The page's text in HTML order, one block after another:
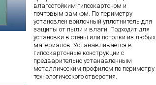
влагостойким гипсокартоном и
почтовым замком. По периметру
установлен войлочный уплотнитель для
защиты от пыли и влаги. Подходит для
установки в стены или потолки из любых
материалов. Устанавливается в
гипсокартонные конструкции с
предварительно устанавленным
металлическим профилем по периметру
технологического отверстия.